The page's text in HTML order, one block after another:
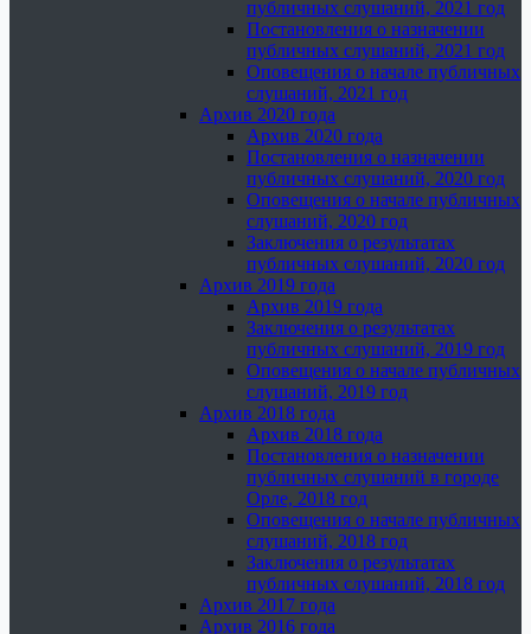
публичных слушаний, 2021 год
Постановления о назначении
публичных слушаний, 2021 год
Оповещения о начале публичных
слушаний, 2021 год
Архив 2020 года
Архив 2020 года
Постановления о назначении
публичных слушаний, 2020 год
Оповещения о начале публичных
слушаний, 2020 год
Заключения о результатах
публичных слушаний, 2020 год
Архив 2019 года
Архив 2019 года
Заключения о результатах
публичных слушаний, 2019 год
Оповещения о начале публичных
слушаний, 2019 год
Архив 2018 года
Архив 2018 года
Постановления о назначении
публичных слушаний в городе
Орле, 2018 год
Оповещения о начале публичных
слушаний, 2018 год
Заключения о результатах
публичных слушаний, 2018 год
Архив 2017 года
Архив 2016 года